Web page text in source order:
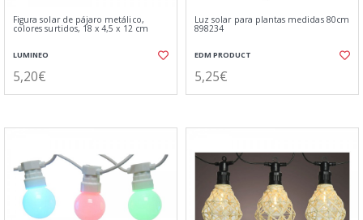
Figura solar de pájaro metálico,
colores surtidos, 18 x 4,5 x 12 cm
LUMINEO
5,20€
Luz solar para plantas medidas 80cm
898234
EDM PRODUCT
5,25€